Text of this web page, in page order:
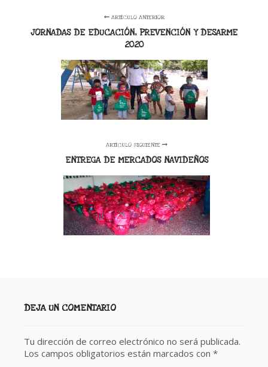
ARTÍCULO ANTERIOR
JORNADAS DE EDUCACIÓN, PREVENCIÓN Y DESARME
2020
ARTÍCULO SIGUIENTE
ENTREGA DE MERCADOS NAVIDEÑOS
DEJA UN COMENTARIO
Tu dirección de correo electrónico no será publicada.
Los campos obligatorios están marcados con *